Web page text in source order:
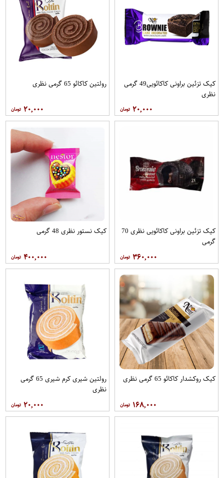
کیک تزئین براونی کاکائویی49 گرمی
نظری
۲۰,۰۰۰
رولتین کاکائو 65 گرمی نظری
۲۰,۰۰۰
کیک تزئین براونی کاکائویی نظری 70
گرمی
۳۶۰,۰۰۰
کیک نستور نظری 48 گرمی
۴۰۰,۰۰۰
کیک روکشدار کاکائو 65 گرمی نظری
۱۶۸,۰۰۰
رولتین شیری کرم شیری 65 گرمی
نظری
۲۰,۰۰۰